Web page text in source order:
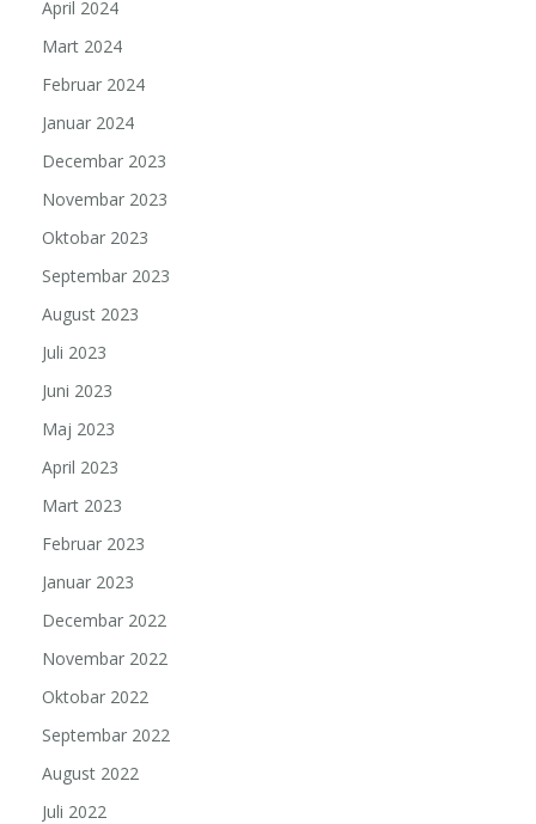
April 2024
Mart 2024
Februar 2024
Januar 2024
Decembar 2023
Novembar 2023
Oktobar 2023
Septembar 2023
August 2023
Juli 2023
Juni 2023
Maj 2023
April 2023
Mart 2023
Februar 2023
Januar 2023
Decembar 2022
Novembar 2022
Oktobar 2022
Septembar 2022
August 2022
Juli 2022